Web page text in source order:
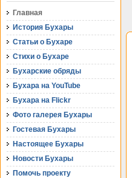
Главная
История Бухары
Статьи о Бухаре
Стихи о Бухаре
Бухарские обряды
Бухара на YouTube
Бухара на Flickr
Фото галерея Бухары
Гостевая Бухары
Настоящее Бухары
Новости Бухары
Помочь проекту